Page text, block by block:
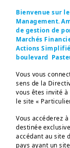
Les
le
offrir
Bienvenue sur
Management.
de gestion de
Marchés
Actions
boulevard
Vous vous
sens de la
vous êtes invité
le site «
Vous accéderez
destinée
accédant au site
pays ayant un
Ces
investisseurs
2004/39/CE du
et suivants du
s’adressent
professionnels
aux “US
Commission en
Les
aucun cas une